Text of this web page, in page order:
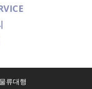
류대행